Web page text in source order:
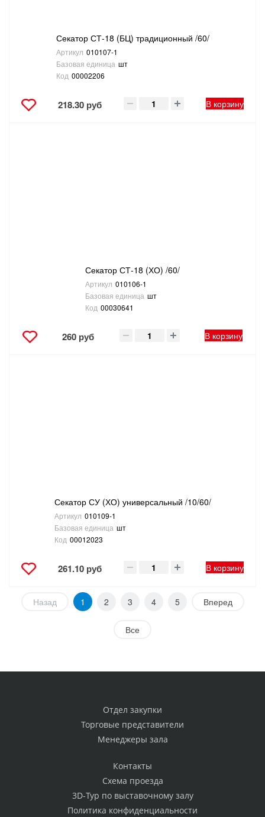
Секатор СТ-18 (БЦ) традиционный /60/
Артикул 010107-1
Базовая единица шт
Код 00002206
218.30 руб В корзину
Секатор СТ-18 (ХО) /60/
Артикул 010106-1
Базовая единица шт
Код 00030641
260 руб В корзину
Секатор СУ (ХО) универсальный /10/60/
Артикул 010109-1
Базовая единица шт
Код 00012023
261.10 руб В корзину
Назад 1 2 3 4 5 Вперед
Все
Отдел закупки
Торговые представители
Менеджеры зала
Контакты
Схема проезда
3D-Тур по выставочному залу
Политика конфиденциальности